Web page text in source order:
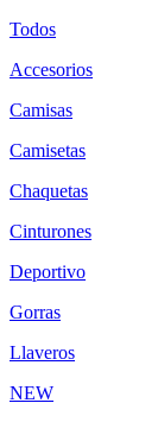
Todos
Accesorios
Camisas
Camisetas
Chaquetas
Cinturones
Deportivo
Gorras
Llaveros
NEW